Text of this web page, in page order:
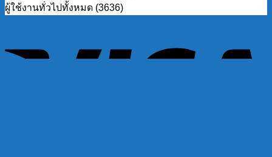
ผู้ใช้งานทั่วไปทั้งหมด (3636)